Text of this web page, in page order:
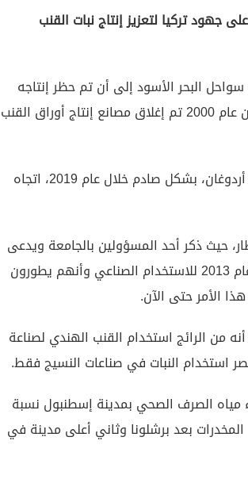
جهود تركيا لتعزيز إنتاج نبات القنب
البحر الأسود إلى أن تم حظر إنتاجه
حيث تراجعت المساحتت المزروعة به بعد عام 1970، وأنه اعتبارا من عام 2000 تم إغلاق مصانع إنتاج أوراق القنب
وأشارت الجارديان في خبرها إلى إعلان الرئيس التركي، رجب طيب أردوغان، بشكل صادم خلال عام 2019، اتجاه
حيث ذكر أحد المسؤولين بالجامعة ويدعى
سليم أيتاش أنهم يقومون بزراعة منتج من الألياف الدقيقة منذ عام 2013 للاستخدام الصناعي وأنهم يطورون
الأمر حتى الآن.
من الرائج استخدام القنب الهندي لصناعة
استخدام النبات في صناعات النسيج فقط.
مياه الصرف الصحي بمدينة إسطنبول نسبة
بعد برشلونا وثاني أعلى مدينة في